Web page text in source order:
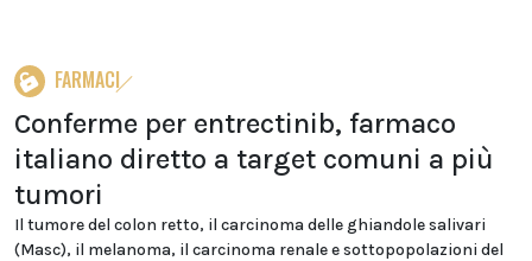
FARMACI
Conferme per entrectinib, farmaco
italiano diretto a target comuni a più
tumori
Il tumore del colon retto, il carcinoma delle ghiandole salivari
(Masc), il melanoma, il carcinoma renale e sottopopolazioni del